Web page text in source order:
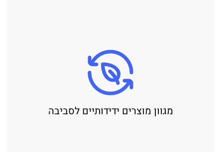
מגוון מוצרים ידידותיים לסביבה